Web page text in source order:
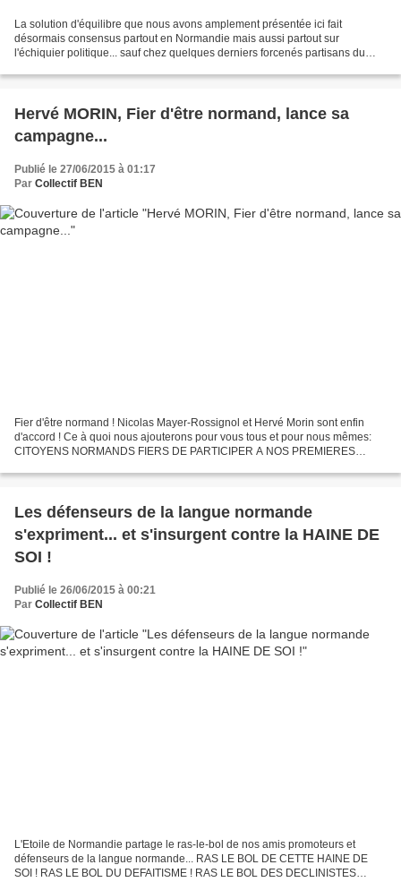
La solution d'équilibre que nous avons amplement présentée ici fait
désormais consensus partout en Normandie mais aussi partout sur
l'échiquier politique... sauf chez quelques derniers forcenés partisans du
Hervé MORIN, Fier d'être normand, lance sa
campagne...
Publié le 27/06/2015 à 01:17
Par Collectif BEN
Fier d'être normand ! Nicolas Mayer-Rossignol et Hervé Morin sont enfin
d'accord ! Ce à quoi nous ajouterons pour vous tous et pour nous mêmes:
CITOYENS NORMANDS FIERS DE PARTICIPER A NOS PREMIERES
Les défenseurs de la langue normande
s'expriment... et s'insurgent contre la HAINE DE
SOI !
Publié le 26/06/2015 à 00:21
Par Collectif BEN
L'Etoile de Normandie partage le ras-le-bol de nos amis promoteurs et
défenseurs de la langue normande... RAS LE BOL DE CETTE HAINE DE
SOI ! RAS LE BOL DU DEFAITISME ! RAS LE BOL DES DECLINISTES